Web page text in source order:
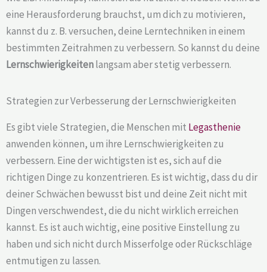
eine Herausforderung brauchst, um dich zu motivieren,
kannst du z. B. versuchen, deine Lerntechniken in einem
bestimmten Zeitrahmen zu verbessern. So kannst du deine
Lernschwierigkeitenlangsam aber stetig verbessern.
Strategien zur Verbesserung der Lernschwierigkeiten
Es gibt viele Strategien, die Menschen mit Legasthenie
anwenden können, um ihre Lernschwierigkeiten zu
verbessern. Eine der wichtigsten ist es, sich auf die
richtigen Dinge zu konzentrieren. Es ist wichtig, dass du dir
deiner Schwächen bewusst bist und deine Zeit nicht mit
Dingen verschwendest, die du nicht wirklich erreichen
kannst. Es ist auch wichtig, eine positive Einstellung zu
haben und sich nicht durch Misserfolge oder Rückschläge
entmutigen zu lassen.